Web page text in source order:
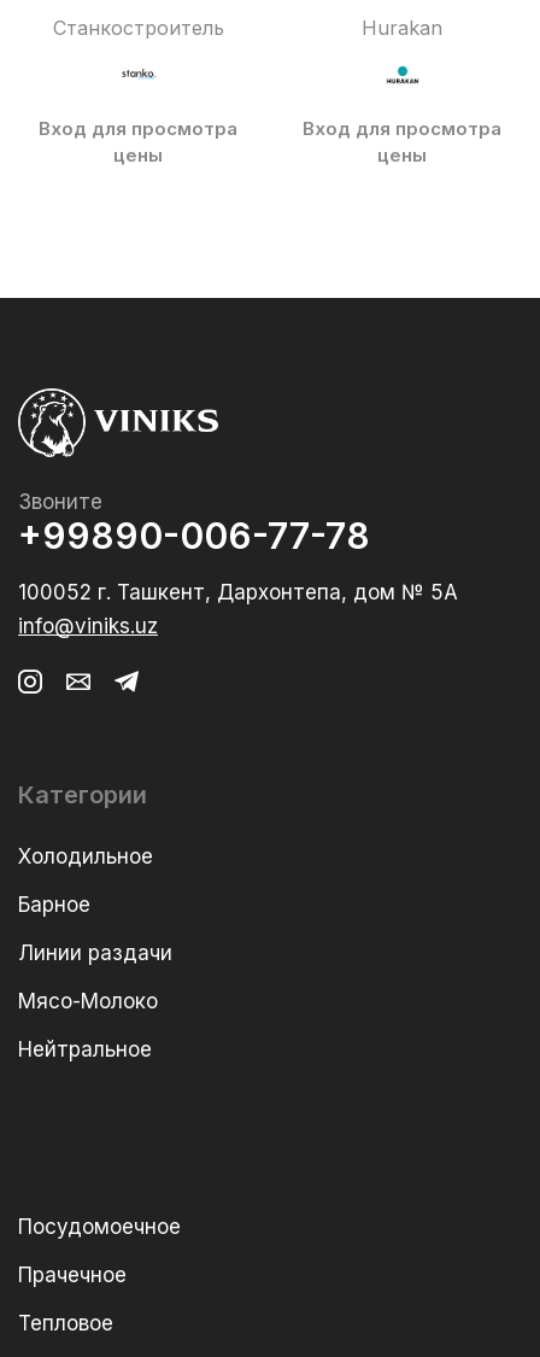
Станкостроитель
Вход для просмотра
цены
Hurakan
Вход для просмотра
цены
Звоните
+99890-006-77-78
100052 г. Ташкент, Дархонтепа, дом № 5А
info@viniks.uz
Категории
Холодильное
Барное
Линии раздачи
Мясо-Молоко
Нейтральное
Посудомоечное
Прачечное
Тепловое